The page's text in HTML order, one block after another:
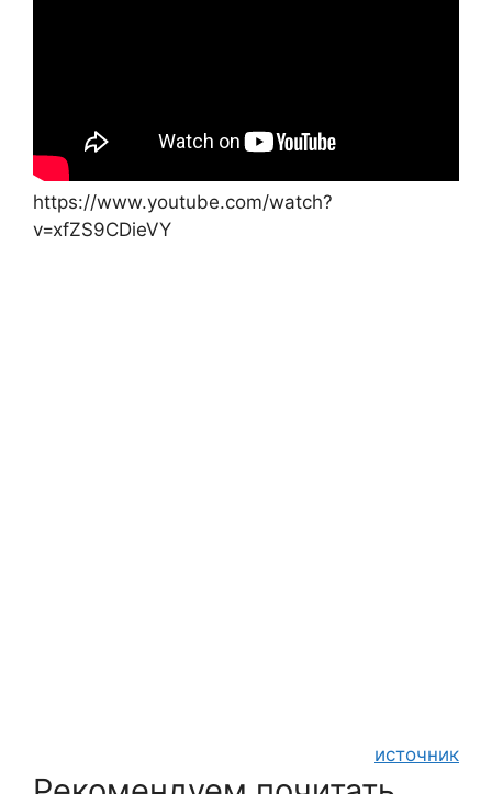
https://www.youtube.com/watch?
v=xfZS9CDieVY
источник